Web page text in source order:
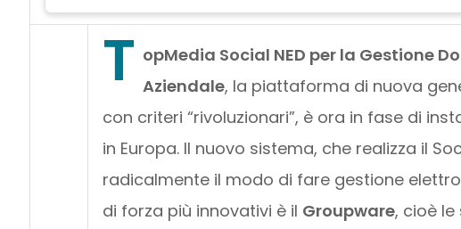
T opMedia Social NED per la Gestione
Aziendale, la piattaforma di nuova
con criteri “rivoluzionari”, è ora in fase di
in Europa. Il nuovo sistema, che realizza il
radicalmente il modo di fare gestione
di forza più innovativi è il Groupware, cioè